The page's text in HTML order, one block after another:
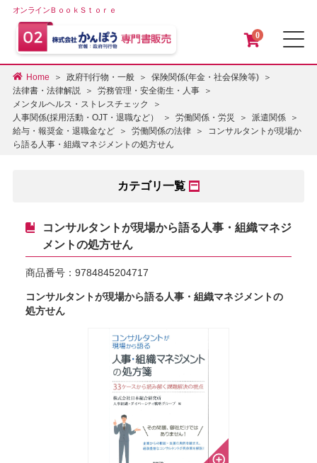
オンラインＢｏｏｋＳｔｏｒｅ
0
Home 政府刊行物・一般
保険関係(年金・社会保険等)
法律書・法律解説
労務管理・安全衛生・人事
メンタルヘルス・ストレスチェック
人事関係(採用活動・OJT・退職など）
労働関係・労災
派遣関係
給与・報奨金・退職金など
労働関係の法律
コンサルタントが現場か
ら語る人事・組織マネジメントの処方せん
カテゴリ一覧
コンサルタントが現場から語る人事・組織マネジ
メントの処方せん
商品番号： 9784845204717
コンサルタントが現場から語る人事・組織マネジメントの
処方せん